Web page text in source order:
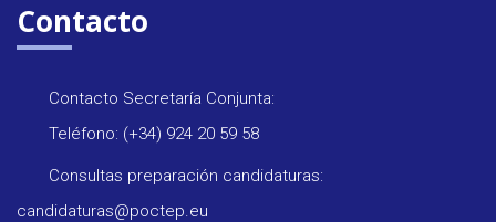
Contacto
Contacto Secretaría Conjunta:
Teléfono: (+34) 924 20 59 58
Consultas preparación candidaturas:
candidaturas@poctep.eu